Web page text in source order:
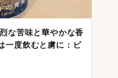
な苦味と華やかな香
一度飲むと虜に：ビ